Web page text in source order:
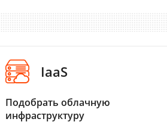
IaaS
Подобрать облачную
инфраструктуру